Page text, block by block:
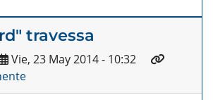
travessa
Vie, 23 May 2014 - 10:32